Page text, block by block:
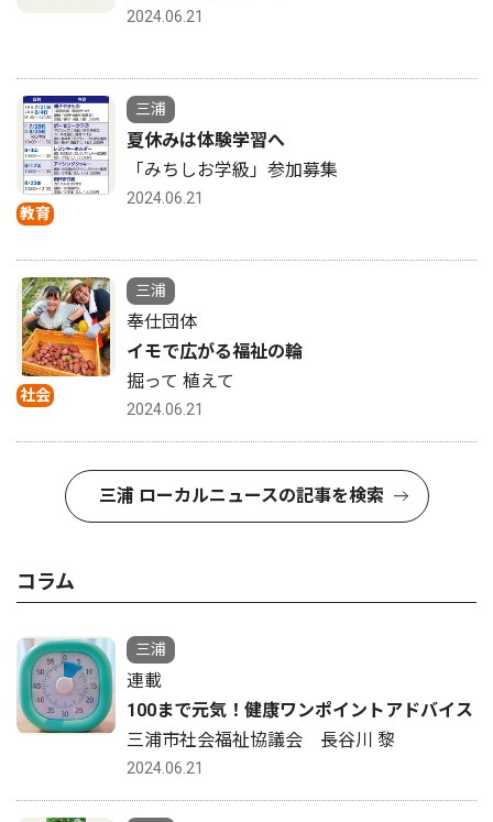
2024.06.21
教育
三浦
夏休みは体験学習へ
「みちしお学級」参加募集
2024.06.21
社会
三浦
奉仕団体
イモで広がる福祉の輪
掘って 植えて
2024.06.21
三浦 ローカルニュースの記事を検索
コラム
三浦
連載
100まで元気！健康ワンポイントアドバイス
三浦市社会福祉協議会 長谷川 黎
2024.06.21